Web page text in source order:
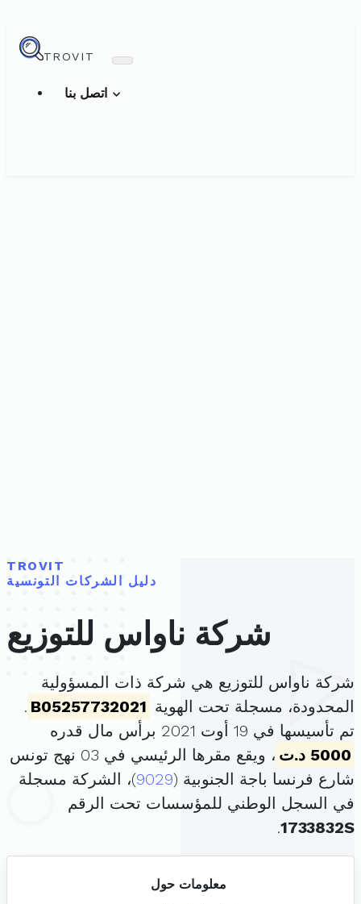
TROVIT
TROVIT
دليل الشركات التونسية
شركة ناواس للتوزيع
شركة ناواس للتوزيع هي شركة ذات المسؤولية
المحدودة، مسجلة تحت الهوية B05257732021
.
تم تأسيسها في 19 أوت 2021 برأس مال قدره
5000 د.ت
، ويقع مقرها الرئيسي في 03 نهج تونس
شارع فرنسا باجة الجنوبية (9029)، الشركة مسجلة
في السجل الوطني للمؤسسات تحت الرقم
1733832S
.
معلومات حول